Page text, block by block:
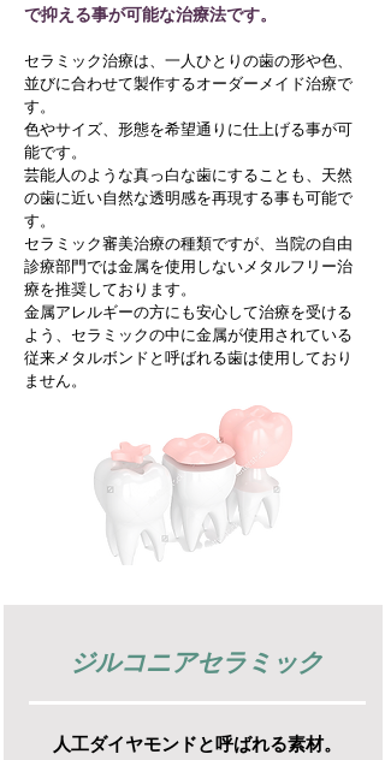
で抑える事が可能な治療法です。
セラミック治療は、一人ひとりの歯の形や色、
並びに合わせて製作するオーダーメイド治療で
す。
色やサイズ、形態を希望通りに仕上げる事が可
能です。
芸能人のような真っ白な歯にすることも、天然
の歯に近い自然な透明感を再現する事も可能で
す。
セラミック審美治療の種類ですが、当院の自由
診療部門では金属を使用しないメタルフリー治
療を推奨しております。
金属アレルギーの方にも安心して治療を受ける
よう、セラミックの中に金属が使用されている
従来メタルボンドと呼ばれる歯は使用しており
ません。
ジルコニアセラミック
人工ダイヤモンドと呼ばれる素材。